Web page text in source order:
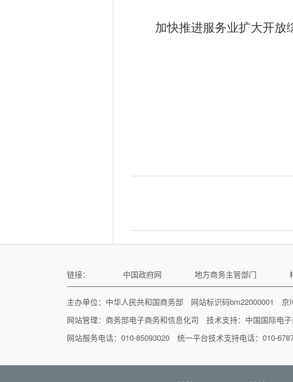
加快推进服务业扩大开放
链接： 中国政府网 地方商务主管部门
主办单位：中华人民共和国商务部 网站标识码bm22000001京
网站管理：商务部电子商务和信息化司 技术支持： 中国国际电
网站服务电话：010-85093020 统一平台技术支持电话：010-